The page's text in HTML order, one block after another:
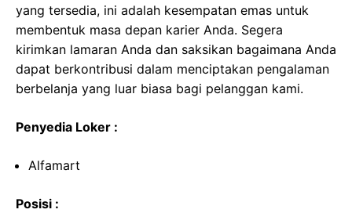
yang tersedia, ini adalah kesempatan emas untuk
membentuk masa depan karier Anda. Segera
kirimkan lamaran Anda dan saksikan bagaimana Anda
dapat berkontribusi dalam menciptakan pengalaman
berbelanja yang luar biasa bagi pelanggan kami.
Penyedia Loker :
Alfamart
Posisi :